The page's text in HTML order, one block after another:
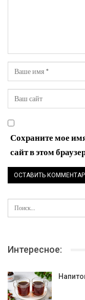
Сохраните мое
сайт в этом
Интересное: